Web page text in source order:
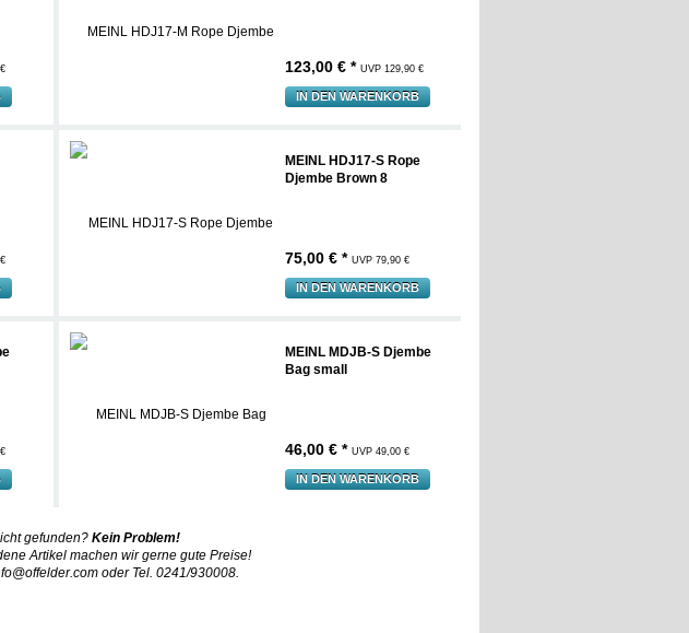
123,00 € * UVP 129,90 €
IN DEN WARENKORB
MEINL HDJ17-S Rope
Djembe Brown 8
75,00 € * UVP 79,90 €
IN DEN WARENKORB
MEINL MDJB-S Djembe
Bag small
46,00 € * UVP 49,00 €
IN DEN WARENKORB
gefunden? Kein Problem!
Artikel machen wir gerne gute Preise!
oder Tel. 0241/930008.